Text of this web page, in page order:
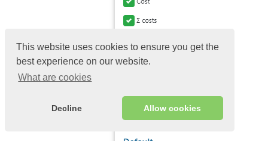
This website uses cookies to ensure you get the
best experience on our website.
What are cookies
Decline Allow cookies